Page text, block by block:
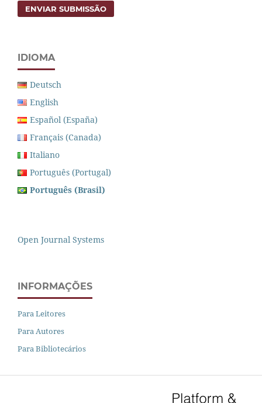
ENVIAR SUBMISSÃO
IDIOMA
Deutsch
English
Español (España)
Français (Canada)
Italiano
Português (Portugal)
Português (Brasil)
Open Journal Systems
INFORMAÇÕES
Para Leitores
Para Autores
Para Bibliotecários